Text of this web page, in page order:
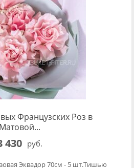
Французских Роз в
Матовой...
430 руб.
Эквадор 70см - 5 шт.Тишью